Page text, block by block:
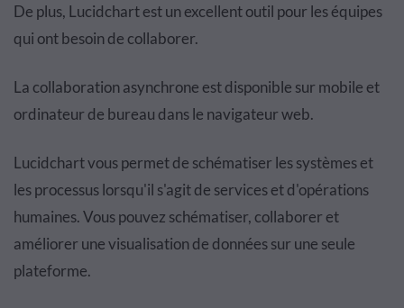
De plus, Lucidchart est un excellent outil pour les équipes
qui ont besoin de collaborer.
La collaboration asynchrone est disponible sur mobile et
ordinateur de bureau dans le navigateur web.
Lucidchart vous permet de schématiser les systèmes et
les processus lorsqu'il s'agit de services et d'opérations
humaines. Vous pouvez schématiser, collaborer et
améliorer une visualisation de données sur une seule
plateforme.